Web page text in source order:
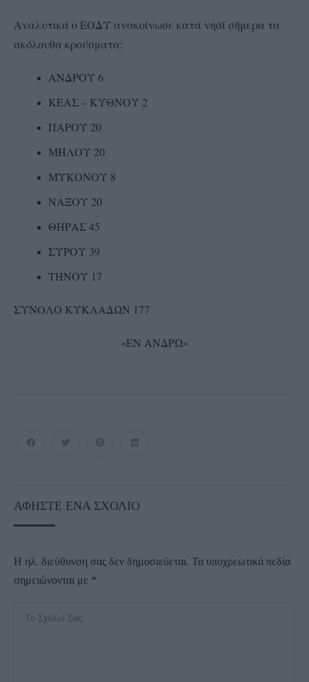
Αναλυτικά ο ΕΟΔΥ ανακοίνωσε κατά νησί σήμερα τα
ακόλουθα κρούσματα:
ΑΝΔΡΟΥ 6
ΚΕΑΣ – ΚΥΘΝΟΥ 2
ΠΑΡΟΥ 20
ΜΗΛΟΥ 20
ΜΥΚΟΝΟΥ 8
ΝΑΞΟΥ 20
ΘΗΡΑΣ 45
ΣΥΡΟΥ 39
ΤΗΝΟΥ 17
ΣΥΝΟΛΟ ΚΥΚΛΑΔΩΝ 177
«ΕΝ ΑΝΔΡΩ»
ΑΦΉΣΤΕ ΈΝΑ ΣΧΌΛΙΟ
Η ηλ. διεύθυνση σας δεν δημοσιεύεται. Τα υποχρεωτικά πεδία
σημειώνονται με *